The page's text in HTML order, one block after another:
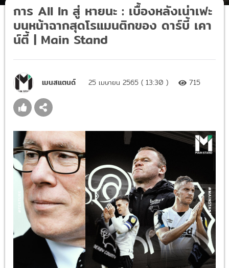
การ All In สู่ หายนะ : เบื้องหลังเน่าเฟะ
บนหน้าฉากสุดโรแมนติกของ ดาร์บี้ เคา
น์ตี้ | Main Stand
เมนสแตนด์ 25 เมษายน 2565 ( 13:30 ) 715